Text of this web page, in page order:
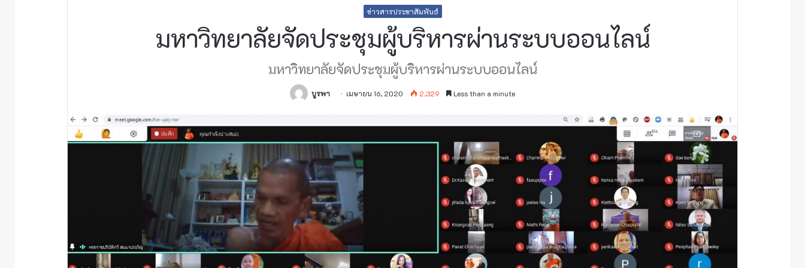
ข่าวสารประชาสัมพันธ์
มหาวิทยาลัยจัดประชุมผู้บริหารผ่านระบบออนไลน์
มหาวิทยาลัยจัดประชุมผู้บริหารผ่านระบบออนไลน์
บูรพา เมษายน 16, 2020 2,329 Less than a minute